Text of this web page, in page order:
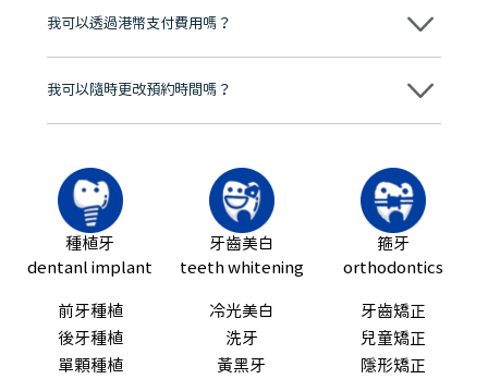
我可以透過港幣支付費用嗎？
可以。維港口腔會按照當日匯率轉算收取費用，而匯率會及時告知客人
我可以隨時更改預約時間嗎？
可以，請盡早通過wechat或whatsapp聯絡我們，告知我們你原本預約
種植牙
dentanl implant
前牙種植
後牙種植
單顆種植
牙齒美白
teeth whitening
冷光美白
洗牙
黃黑牙
箍牙
orthodontics
牙齒矯正
兒童矯正
隱形矯正